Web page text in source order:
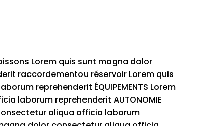
Lorem quis sunt magna dolor
raccordementou réservoir Lorem quis
reprehenderit ÉQUIPEMENTS Lorem
laborum reprehenderit AUTONOMIE
aliqua officia laborum